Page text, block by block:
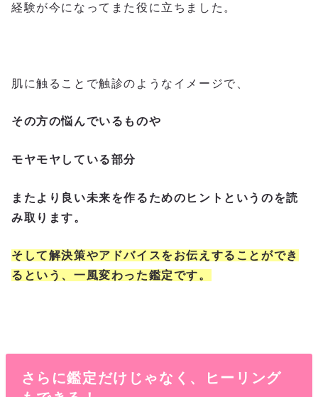
経験が今になってまた役に立ちました。
肌に触ることで触診のようなイメージで、
その方の悩んでいるものや
モヤモヤしている部分
またより良い未来を作るためのヒントというのを読
み取ります。
そして解決策やアドバイスをお伝えすることができ
るという、一風変わった鑑定です。
さらに鑑定だけじゃなく、ヒーリング